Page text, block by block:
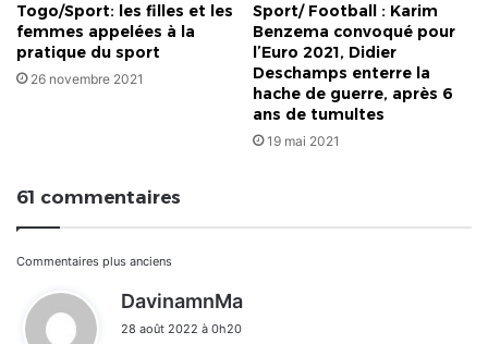
Togo/Sport: les filles et les
femmes appelées à la
pratique du sport
26 novembre 2021
Sport/ Football : Karim
Benzema convoqué pour
l’Euro 2021, Didier
Deschamps enterre la
hache de guerre, après 6
ans de tumultes
19 mai 2021
61 commentaires
Navigation
dans
Commentaires plus anciens
DavinamnMa
28 août 2022 à 0h20